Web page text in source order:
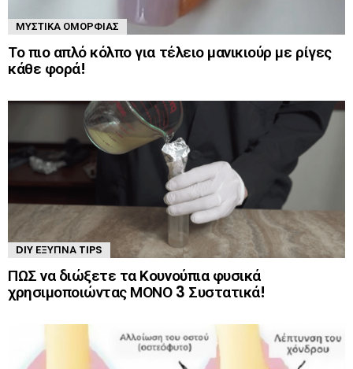
ΜΥΣΤΙΚΆ ΟΜΟΡΦΙΆΣ
Το πιο απλό κόλπο για τέλειο μανικιούρ με ρίγες
κάθε φορά!
DIY ΈΞΥΠΝΑ TIPS
ΠΩΣ να διώξετε τα Κουνούπια φυσικά
χρησιμοποιώντας ΜΟΝΟ 3 Συστατικά!